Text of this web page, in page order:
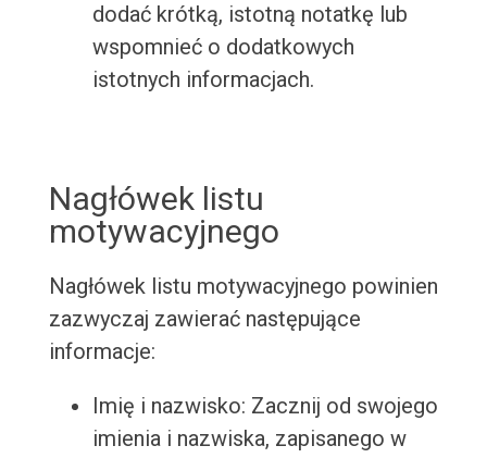
dodać krótką, istotną notatkę lub
wspomnieć o dodatkowych
istotnych informacjach.
Nagłówek listu
motywacyjnego
Nagłówek listu motywacyjnego powinien
zazwyczaj zawierać następujące
informacje:
Imię i nazwisko: Zacznij od swojego
imienia i nazwiska, zapisanego w